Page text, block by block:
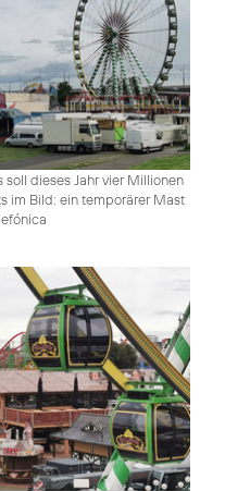
soll dieses Jahr vier Millionen
im Bild: ein temporärer Mast